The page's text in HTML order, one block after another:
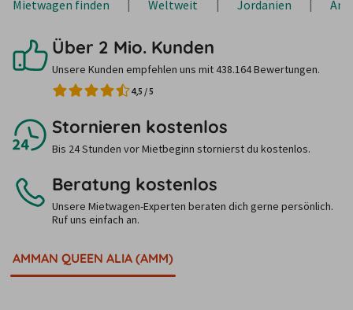
Mietwagen finden Weltweit Jordanien
Über 2 Mio. Kunden
Unsere Kunden empfehlen uns mit 438.164 Bewertungen.
4,5 /5
Stornieren kostenlos
Bis 24 Stunden vor Mietbeginn stornierst du kostenlos.
Beratung kostenlos
Unsere Mietwagen-Experten beraten dich gerne persönlich.
Ruf uns einfach an.
AMMAN QUEEN ALIA (AMM)